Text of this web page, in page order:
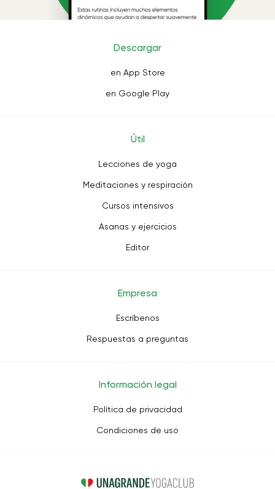
Descargar
en App Store
en Google Play
Útil
Lecciones de yoga
Meditaciones y respiración
Cursos intensivos
Asanas y ejercicios
Editor
Empresa
Escríbenos
Respuestas a preguntas
Información legal
Política de privacidad
Condiciones de uso